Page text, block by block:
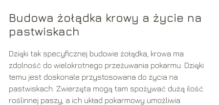
Budowa żołądka krowy a życie na
pastwiskach
Dzięki tak specyficznej budowie żołądka, krowa ma
zdolność do wielokrotnego przeżuwania pokarmu. Dzięki
temu jest doskonale przystosowana do życia na
pastwiskach. Zwierzęta mogą tam spożywać dużą ilość
roślinnej paszy, a ich układ pokarmowy umożliwia